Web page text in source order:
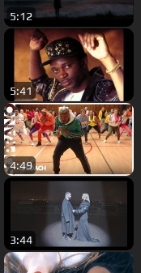
5:12
5:41
4:49
3:44